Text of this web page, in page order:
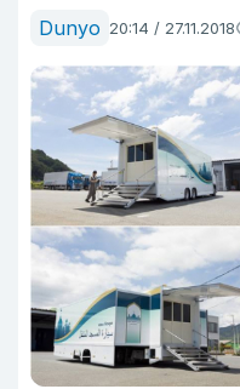
Dunyo 20:14 / 27.11.2018